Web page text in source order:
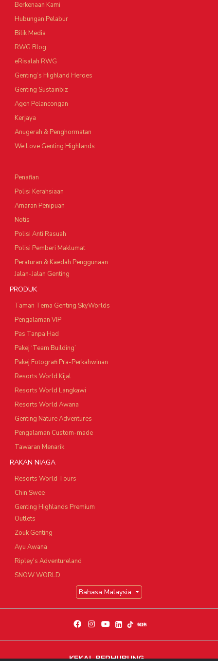
Berkenaan Kami
Hubungan Pelabur
Bilik Media
RWG Blog
eRisalah RWG
Genting’s Highland Heroes
Genting Sustainbiz
Agen Pelancongan
Kerjaya
Anugerah & Penghormatan
We Love Genting Highlands
Penafian
Polisi Kerahsiaan
Amaran Penipuan
Notis
Polisi Anti Rasuah
Polisi Pemberi Maklumat
Peraturan & Kaedah Penggunaan
Jalan-Jalan Genting
PRODUK
Taman Tema Genting SkyWorlds
Pengalaman VIP
Pas Tanpa Had
Pakej ‘Team Building’
Pakej Fotografi Pra-Perkahwinan
Resorts World Kijal
Resorts World Langkawi
Resorts World Awana
Genting Nature Adventures
Pengalaman Custom-made
Tawaran Menarik
RAKAN NIAGA
Resorts World Tours
Chin Swee
Genting Highlands Premium
Outlets
Zouk Genting
Ayu Awana
Ripley's Adventureland
SNOW WORLD
Bahasa Malaysia
KEKAL BERHUBUNG